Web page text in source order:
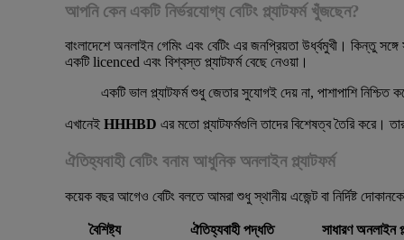
আপনি কেন একটি নির্ভরযোগ্য বেটিং প্ল্যাটফর্ম খুঁজছেন?
বাংলাদেশে অনলাইন গেমিং এবং বেটিং এর জনপ্রিয়তা উর্ধ্বমুখী। কিন্তু
একটি licenced এবং বিশ্বস্ত প্ল্যাটফর্ম বেছে নেওয়া।
একটি ভাল প্ল্যাটফর্ম শুধু জেতার সুযোগই দেয় না, পাশাপাশি
এখানেই HHHBD এর মতো প্ল্যাটফর্মগুলি তাদের বিশেষত্ব তৈরি করে।
ঐতিহ্যবাহী বেটিং বনাম আধুনিক অনলাইন প্ল্যাটফর্ম
কয়েক বছর আগেও বেটিং বলতে আমরা শুধু স্থানীয় এজেন্ট বা নির্দিষ্ট
বৈশিষ্ট্য ঐতিহ্যবাহী পদ্ধতি সাধারণ অনলাইন